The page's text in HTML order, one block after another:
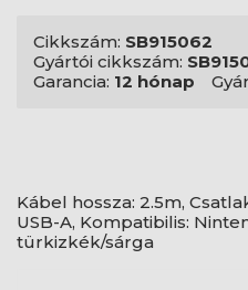
Cikkszám: SB915062
Gyártói cikkszám:
Garancia: 12 hónap
Kábel hossza: 2.5m,
USB-A, Kompatibilis:
türkizkék/sárga